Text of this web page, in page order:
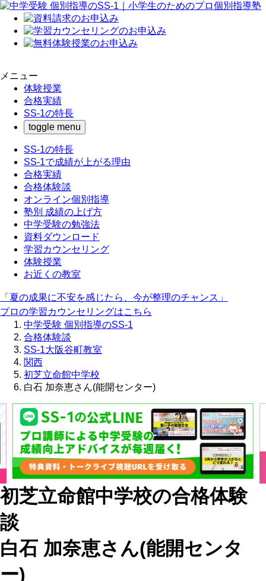
メニュー
体験授業
合格実績
SS-1の特長
toggle menu
SS-1の特長
SS-1で成績が上がる理由
合格実績
合格体験談
オンライン個別指導
塾別 成績の上げ方
中学受験の勉強法
資料ダウンロード
学習カウンセリング
体験授業
お近くの教室
「夏の成果に不安を感じたら、今が整理のチャンス」
プロの学習カウンセリングはこちら
中学受験 個別指導のSS-1
合格体験談
SS-1大阪谷町教室
関西
初芝立命館中学校
白石 加奈恵さん(能開センター)
初芝立命館中学校の合格体験
談
白石 加奈恵さん(能開センタ
ー)